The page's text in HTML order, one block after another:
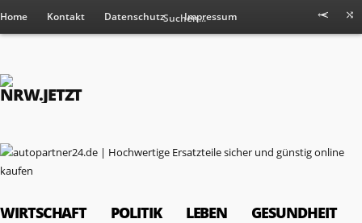
Home Kontakt Datenschutz Impressum
WIRTSCHAFT POLITIK LEBEN GESUNDHEIT